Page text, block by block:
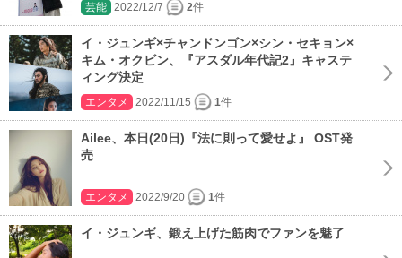
芸能 2022/12/7 2件
イ・ジュンギ×チャンドンゴン×シン・セキョン×
キム・オクビン、『アスダル年代記2』キャステ
ィング決定
エンタメ 2022/11/15 1件
Ailee、本日(20日)『法に則って愛せよ』 OST発
売
エンタメ 2022/9/20 1件
イ・ジュンギ、鍛え上げた筋肉でファンを魅了